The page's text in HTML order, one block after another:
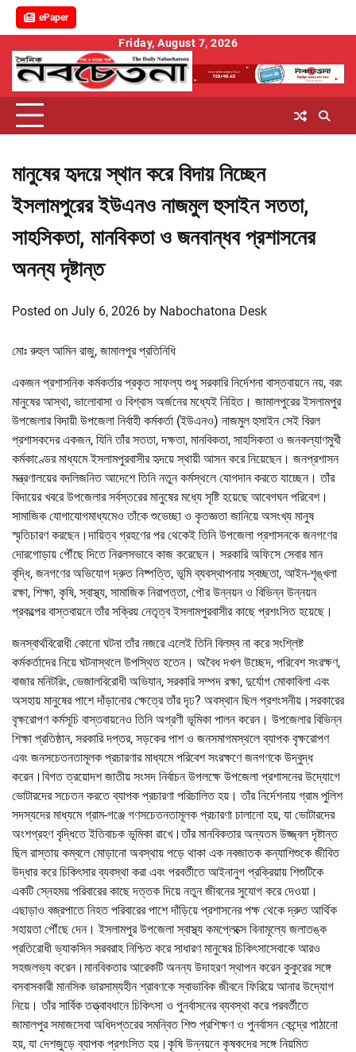
ePaper
content
Friday, August 7, 2026
মানুষের হৃদয়ে স্থান করে বিদায় নিচ্ছেন
ইসলামপুরের ইউএনও নাজমুল হুসাইন সততা,
সাহসিকতা, মানবিকতা ও জনবান্ধব প্রশাসনের
অনন্য দৃষ্টান্ত
Posted on July 6, 2026 by Nabochatona Desk
মোঃ রুহুল আমিন রাজু, জামালপুর প্রতিনিধি
একজন প্রশাসনিক কর্মকর্তার প্রকৃত সাফল্য শুধু সরকারি নির্দেশনা বাস্তবায়নে নয়, বরং
মানুষের আস্থা, ভালোবাসা ও বিশ্বাস অর্জনের মধ্যেই নিহিত। জামালপুরের ইসলামপুর
উপজেলার বিদায়ী উপজেলা নির্বাহী কর্মকর্তা (ইউএনও) নাজমুল হুসাইন সেই বিরল
প্রশাসকদের একজন, যিনি তাঁর সততা, দক্ষতা, মানবিকতা, সাহসিকতা ও জনকল্যাণমুখী
কর্মকাণ্ডের মাধ্যমে ইসলামপুরবাসীর হৃদয়ে স্থায়ী আসন করে নিয়েছেন। জনপ্রশাসন
মন্ত্রণালয়ের বদলিজনিত আদেশে তিনি নতুন কর্মস্থলে যোগদান করতে যাচ্ছেন। তাঁর
বিদায়ের খবরে উপজেলার সর্বস্তরের মানুষের মধ্যে সৃষ্টি হয়েছে আবেগঘন পরিবেশ।
সামাজিক যোগাযোগমাধ্যমেও তাঁকে শুভেচ্ছা ও কৃতজ্ঞতা জানিয়ে অসংখ্য মানুষ
স্মৃতিচারণ করছেন।দায়িত্ব গ্রহণের পর থেকেই তিনি উপজেলা প্রশাসনকে জনগণের
দোরগোড়ায় পৌঁছে দিতে নিরলসভাবে কাজ করেছেন। সরকারি অফিসে সেবার মান
বৃদ্ধি, জনগণের অভিযোগ দ্রুত নিষ্পত্তি, ভূমি ব্যবস্থাপনায় স্বচ্ছতা, আইন-শৃঙ্খলা
রক্ষা, শিক্ষা, কৃষি, স্বাস্থ্য, সামাজিক নিরাপত্তা, পৌর উন্নয়ন ও বিভিন্ন উন্নয়ন
প্রকল্পের বাস্তবায়নে তাঁর সক্রিয় নেতৃত্ব ইসলামপুরবাসীর কাছে প্রশংসিত হয়েছে।
জনস্বার্থবিরোধী কোনো ঘটনা তাঁর নজরে এলেই তিনি বিলম্ব না করে সংশ্লিষ্ট
কর্মকর্তাদের নিয়ে ঘটনাস্থলে উপস্থিত হতেন। অবৈধ দখল উচ্ছেদ, পরিবেশ সংরক্ষণ,
বাজার মনিটরিং, ভেজালবিরোধী অভিযান, সরকারি সম্পদ রক্ষা, দুর্যোগ মোকাবিলা এবং
অসহায় মানুষের পাশে দাঁড়ানোর ক্ষেত্রে তাঁর দৃঢ? অবস্থান ছিল প্রশংসনীয়।সরকারের
বৃক্ষরোপণ কর্মসূচি বাস্তবায়নেও তিনি অগ্রণী ভূমিকা পালন করেন। উপজেলার বিভিন্ন
শিক্ষা প্রতিষ্ঠান, সরকারি দপ্তর, সড়কের পাশ ও জনসমাগমস্থলে ব্যাপক বৃক্ষরোপণ
এবং জনসচেতনতামূলক প্রচারণার মাধ্যমে পরিবেশ সংরক্ষণে জনগণকে উদ্বুদ্ধ
করেন।বিগত ত্রয়োদশ জাতীয় সংসদ নির্বাচন উপলক্ষে উপজেলা প্রশাসনের উদ্যোগে
ভোটারদের সচেতন করতে ব্যাপক প্রচারণা পরিচালিত হয়। তাঁর নির্দেশনায় গ্রাম পুলিশ
সদস্যদের মাধ্যমে গ্রাম-গঞ্জে গণসচেতনতামূলক প্রচারণা চালানো হয়, যা ভোটারদের
অংশগ্রহণ বৃদ্ধিতে ইতিবাচক ভূমিকা রাখে।তাঁর মানবিকতার অন্যতম উজ্জ্বল দৃষ্টান্ত
ছিল রাস্তায় কম্বলে মোড়ানো অবস্থায় পড়ে থাকা এক নবজাতক কন্যাশিশুকে জীবিত
উদ্ধার করে চিকিৎসার ব্যবস্থা করা এবং পরবর্তীতে আইনানুগ প্রক্রিয়ায় শিশুটিকে
একটি স্নেহময় পরিবারের কাছে দত্তক দিয়ে নতুন জীবনের সুযোগ করে দেওয়া।
এছাড়াও বজ্রপাতে নিহত পরিবারের পাশে দাঁড়িয়ে প্রশাসনের পক্ষ থেকে দ্রুত আর্থিক
সহায়তা পৌঁছে দেন। ইসলামপুর উপজেলা স্বাস্থ্য কমপ্লেক্সে বিনামূল্যে জলাতঙ্ক
প্রতিরোধী ভ্যাকসিন সরবরাহ নিশ্চিত করে সাধারণ মানুষের চিকিৎসাসেবাকে আরও
সহজলভ্য করেন।মানবিকতার আরেকটি অনন্য উদাহরণ স্থাপন করেন কুকুরের সঙ্গে
বসবাসকারী মানসিক ভারসাম্যহীন শ্রাবণকে স্বাভাবিক জীবনে ফিরিয়ে আনার উদ্যোগ
নিয়ে। তাঁর সার্বিক তত্ত্বাবধানে চিকিৎসা ও পুনর্বাসনের ব্যবস্থা করে পরবর্তীতে
জামালপুর সমাজসেবা অধিদপ্তরের সমন্বিত শিশু প্রশিক্ষণ ও পুনর্বাসন কেন্দ্রে পাঠানো
হয়, যা দেশজুড়ে ব্যাপক প্রশংসিত হয়।কৃষি উন্নয়নে কৃষকদের সঙ্গে নিয়মিত